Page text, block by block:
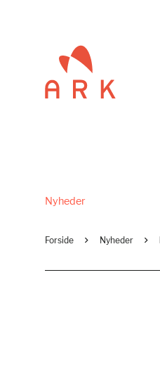
Nyheder
Forside Nyheder